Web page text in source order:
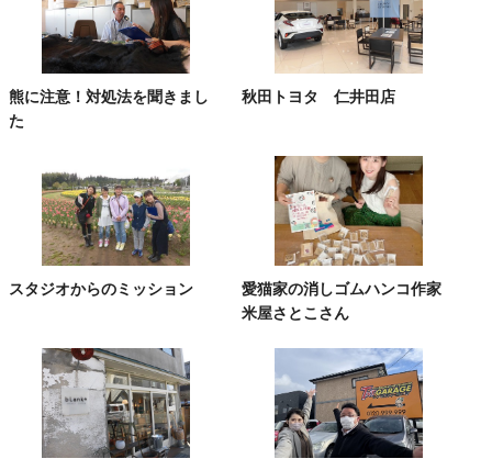
熊に注意！対処法を聞きまし
た
秋田トヨタ 仁井田店
スタジオからのミッション
愛猫家の消しゴムハンコ作家
米屋さとこさん